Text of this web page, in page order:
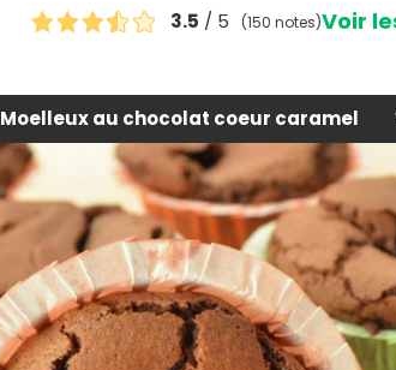
3.5 / 5 (150 notes)Voir
Moelleux au chocolat coeur caramel